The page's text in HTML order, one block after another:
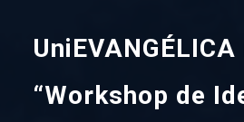
“Workshop de